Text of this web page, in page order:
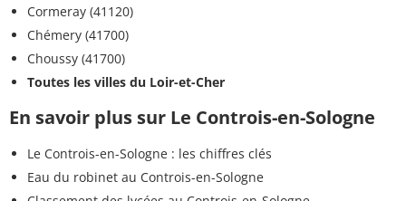
Cormeray (41120)
Chémery (41700)
Choussy (41700)
Toutes les villes du Loir-et-Cher
En savoir plus sur Le Controis-en-Sologne
Le Controis-en-Sologne : les chiffres clés
Eau du robinet au Controis-en-Sologne